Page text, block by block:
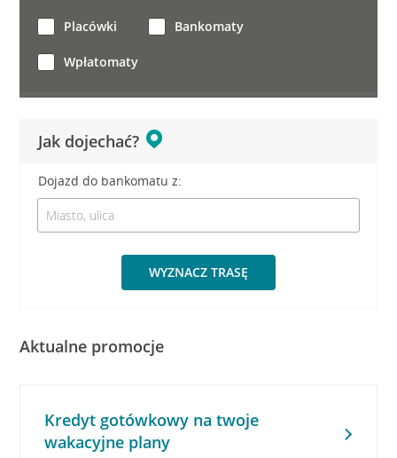
Jak dojechać?
Dojazd do bankomatu z:
WYZNACZ TRASĘ
Placówki Bankomaty
Wpłatomaty
Aktualne promocje
Kredyt gotówkowy na twoje
wakacyjne plany